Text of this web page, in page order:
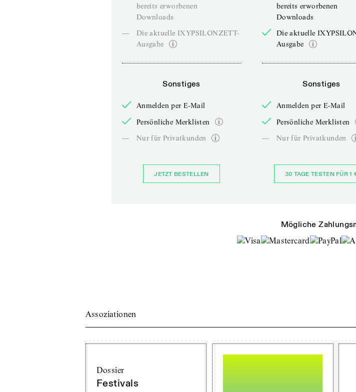
bereits erworbenen
Downloads
—
Die aktuelle IXYPSILONZETT-
Ausgabe
Sonstiges
Anmelden per E-Mail
Persönliche Merklisten
—
Nur für Privatkunden
JETZT BESTELLEN
bereits erworbenen
Downloads
Die aktuelle
Ausgabe
Sonstiges
Anmelden per E-Mail
Persönliche Merklisten
—
Nur für Privatkunden
30 TAGE TESTEN FÜR 1
Mögliche
Assoziationen
Dossier
Festivals